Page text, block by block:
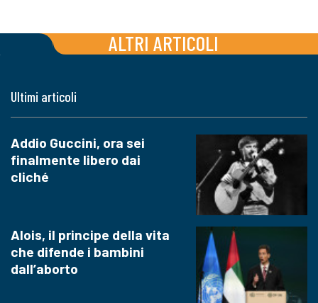
ALTRI ARTICOLI
Ultimi articoli
Addio Guccini, ora sei
finalmente libero dai
cliché
Alois, il principe della vita
che difende i bambini
dall’aborto